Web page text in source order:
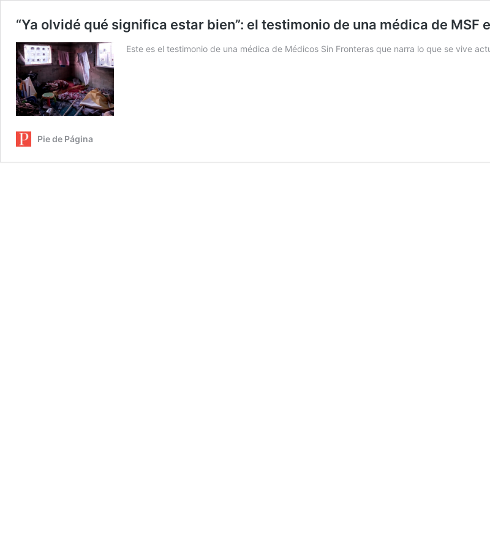
“Ya olvidé qué significa estar bien”: el testimonio de una médica de MSF
Este es el testimonio de una médica de Médicos Sin Fronteras que narra lo que se vive
Pie de Página